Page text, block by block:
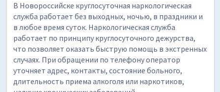
В Новороссийске круглосуточная наркологическая
служба работает без выходных, ночью, в праздники и
в любое время суток. Наркологическая служба
работает по принципу круглосуточного дежурства,
что позволяет оказать быструю помощь в экстренных
случаях. При обращении по телефону оператор
уточняет адрес, контакты, состояние больного,
длительность приема алкоголя или наркотиков,